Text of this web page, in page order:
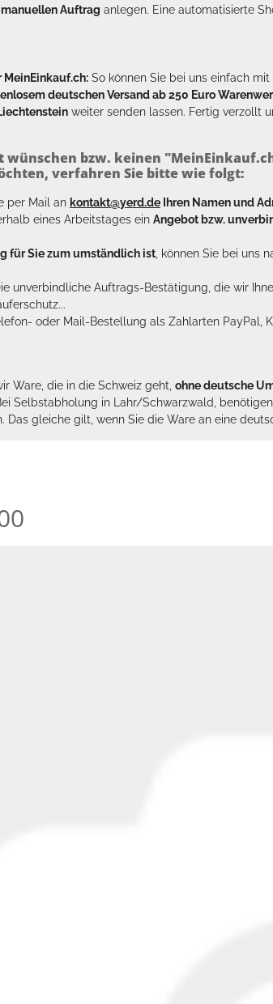
Auftrag anlegen. Eine automatisierte
So können Sie bei uns einfach mit
deutschen Versand ab 250 Euro
weiter senden lassen. Fertig verzollt
wünschen bzw. keinen
verfahren Sie bitte wie folgt:
per Mail an kontakt@yerd.de Ihren Namen und
eines Arbeitstages ein Angebot bzw.
für Sie zum umständlich ist , können Sie bei uns
unverbindliche Auftrags-Bestätigung, die wir
oder Mail-Bestellung als Zahlarten PayPal,
Ware, die in die Schweiz geht, ohne deutsche
Selbstabholung in Lahr/Schwarzwald,
Das gleiche gilt, wenn Sie die Ware an eine